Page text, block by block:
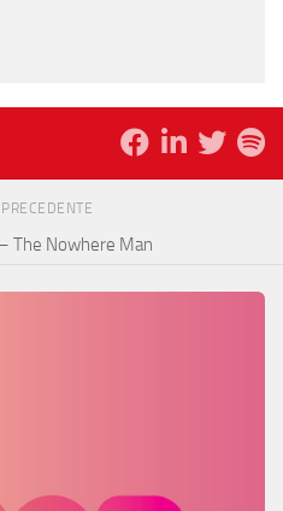
The Nowhere Man